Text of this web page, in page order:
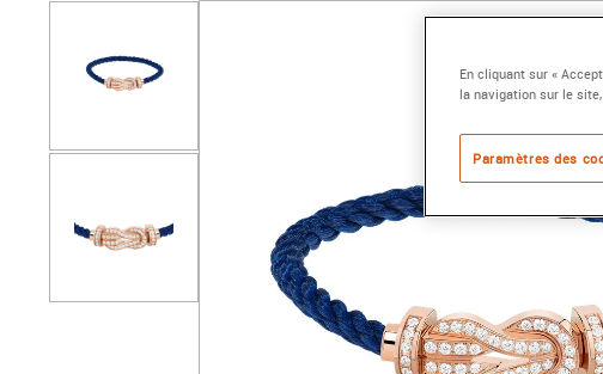
En cliquant sur «
la navigation sur le
Paramètres des